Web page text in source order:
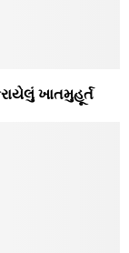
ખાતમુહૂર્ત